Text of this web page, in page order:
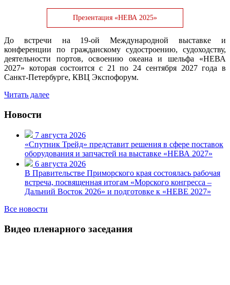
Презентация «НЕВА 2025»
До встречи на 19-ой Международной выставке и
конференции по гражданскому судостроению, судоходству,
деятельности портов, освоению океана и шельфа «НЕВА
2027» которая состоится с 21 по 24 cентября 2027 года в
Санкт-Петербурге, КВЦ Экспофорум.
Читать далее
Новости
7 августа 2026
«Спутник Трейд» представит решения в сфере поставок
оборудования и запчастей на выставке «НЕВА 2027»
6 августа 2026
В Правительстве Приморского края состоялась рабочая
встреча, посвященная итогам «Морского конгресса –
Дальний Восток 2026» и подготовке к «НЕВЕ 2027»
Все новости
Видео пленарного заседания